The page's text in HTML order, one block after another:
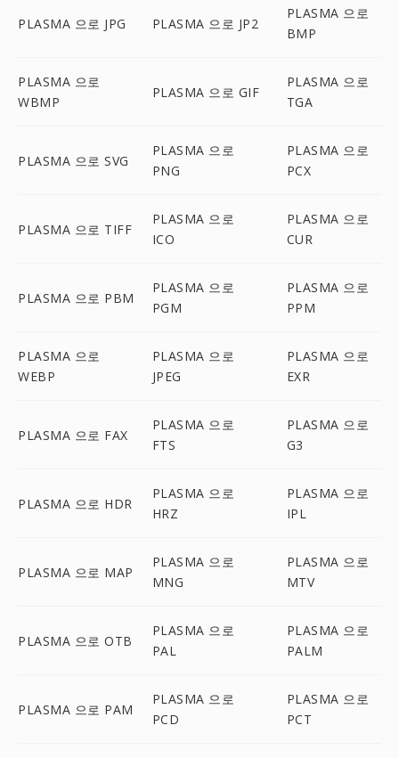
PLASMA 으로 JPG PLASMA 으로 JP2
PLASMA 으로
BMP
PLASMA 으로
WBMP
PLASMA 으로 GIF
PLASMA 으로
TGA
PLASMA 으로 SVG
PLASMA 으로
PNG
PLASMA 으로
PCX
PLASMA 으로 TIFF
PLASMA 으로
ICO
PLASMA 으로
CUR
PLASMA 으로 PBM
PLASMA 으로
PGM
PLASMA 으로
PPM
PLASMA 으로
WEBP
PLASMA 으로
JPEG
PLASMA 으로
EXR
PLASMA 으로 FAX
PLASMA 으로
FTS
PLASMA 으로
G3
PLASMA 으로 HDR
PLASMA 으로
HRZ
PLASMA 으로
IPL
PLASMA 으로 MAP
PLASMA 으로
MNG
PLASMA 으로
MTV
PLASMA 으로 OTB
PLASMA 으로
PAL
PLASMA 으로
PALM
PLASMA 으로 PAM
PLASMA 으로
PCD
PLASMA 으로
PCT